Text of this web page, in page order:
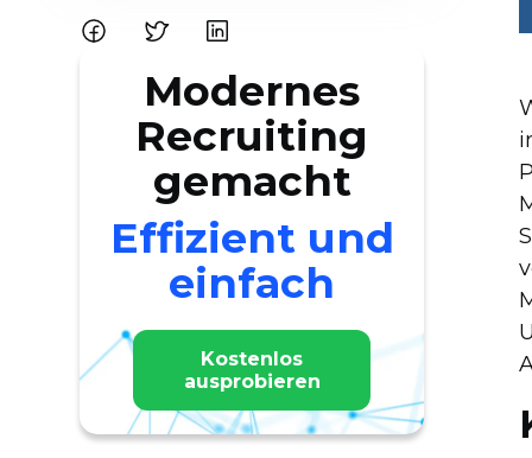
Modernes
Recruiting
gemacht
Effizient und
einfach
Kostenlos
ausprobieren